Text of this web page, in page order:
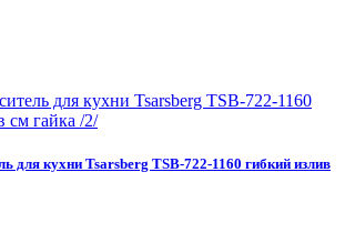
для кухни Tsarsberg TSB-722-1160 гибкий излив